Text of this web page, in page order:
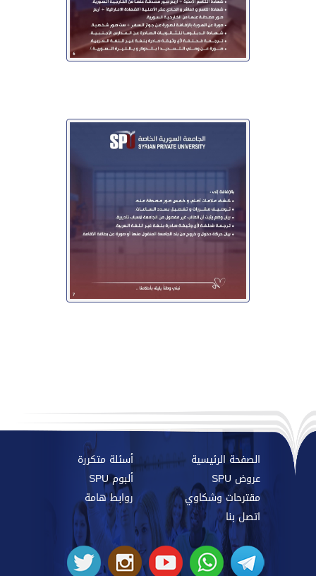
الصفحة الرئيسية
أسئلة متكررة
عروض SPU
ألبوم SPU
مقترحات وشكاوي
روابط هامة
اتصل بنا